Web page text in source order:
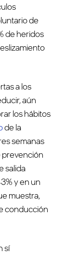
de
de heridos
a los
aún
los hábitos
de la
semanas
prevención
salida
y en un
muestra,
conducción
sí